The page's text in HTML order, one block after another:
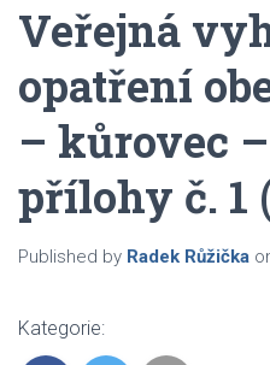
Veřejná
opatření
– kůrovec
přílohy č. 1
Published by Radek Růžička
Kategorie: